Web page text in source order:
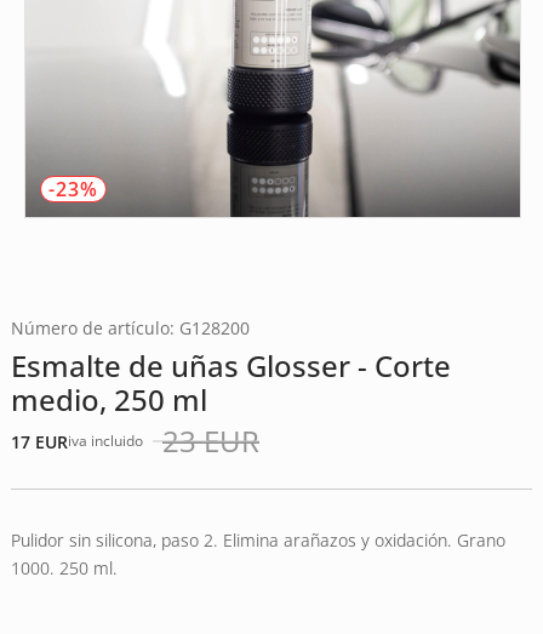
-23%
Número de artículo: G128200
Esmalte de uñas Glosser - Corte
medio, 250 ml
23EUR
El
era:
23 EUR.
17 EUR
El
es:
17 EUR.
iva incluido
Pulidor sin silicona, paso 2. Elimina arañazos y oxidación. Grano
1000. 250 ml.